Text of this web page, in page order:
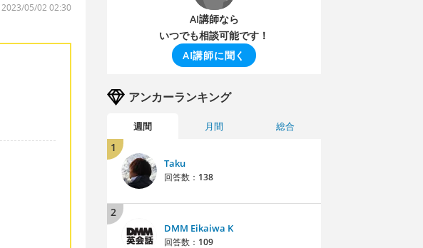
2023/05/02 02:30
AI講師なら
いつでも相談可能です！
AI講師に聞く
アンカーランキング
週間 月間 総合
1
Taku
回答数： 138
2
DMM Eikaiwa K
回答数： 109